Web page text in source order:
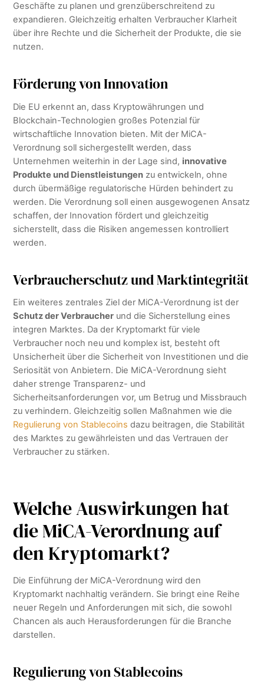
Geschäfte zu planen und grenzüberschreitend zu
expandieren. Gleichzeitig erhalten Verbraucher Klarheit
über ihre Rechte und die Sicherheit der Produkte, die sie
nutzen.
Förderung von Innovation
Die EU erkennt an, dass Kryptowährungen und
Blockchain-Technologien großes Potenzial für
wirtschaftliche Innovation bieten. Mit der MiCA-
Verordnung soll sichergestellt werden, dass
Unternehmen weiterhin in der Lage sind, innovative
Produkte und Dienstleistungen zu entwickeln, ohne
durch übermäßige regulatorische Hürden behindert zu
werden. Die Verordnung soll einen ausgewogenen Ansatz
schaffen, der Innovation fördert und gleichzeitig
sicherstellt, dass die Risiken angemessen kontrolliert
werden.
Verbraucherschutz und Marktintegrität
Ein weiteres zentrales Ziel der MiCA-Verordnung ist der
Schutz der Verbraucher und die Sicherstellung eines
integren Marktes. Da der Kryptomarkt für viele
Verbraucher noch neu und komplex ist, besteht oft
Unsicherheit über die Sicherheit von Investitionen und die
Seriosität von Anbietern. Die MiCA-Verordnung sieht
daher strenge Transparenz- und
Sicherheitsanforderungen vor, um Betrug und Missbrauch
zu verhindern. Gleichzeitig sollen Maßnahmen wie die
Regulierung von Stablecoins dazu beitragen, die Stabilität
des Marktes zu gewährleisten und das Vertrauen der
Verbraucher zu stärken.
Welche Auswirkungen hat
die MiCA-Verordnung auf
den Kryptomarkt?
Die Einführung der MiCA-Verordnung wird den
Kryptomarkt nachhaltig verändern. Sie bringt eine Reihe
neuer Regeln und Anforderungen mit sich, die sowohl
Chancen als auch Herausforderungen für die Branche
darstellen.
Regulierung von Stablecoins